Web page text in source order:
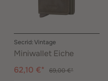
Secrid: Vintage
Miniwallet Eiche
62,10 €*
69,00 €*